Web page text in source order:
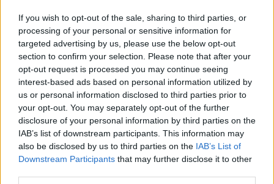
If you wish to opt-out of the sale, sharing to third parties, or
processing of your personal or sensitive information for
targeted advertising by us, please use the below opt-out
section to confirm your selection. Please note that after your
opt-out request is processed you may continue seeing
interest-based ads based on personal information utilized by
us or personal information disclosed to third parties prior to
your opt-out. You may separately opt-out of the further
disclosure of your personal information by third parties on the
IAB’s list of downstream participants. This information may
also be disclosed by us to third parties on the IAB’s List of
Downstream Participants that may further disclose it to other